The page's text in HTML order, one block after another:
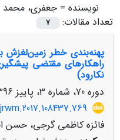
نویسنده = جعفری، محمد
تعداد مقالات:
7
راهکارهای مقتضی
نکارود)
دوره 70، شماره 3، پاییز 1396، صفحه
فائزه کاظمی گرجی،